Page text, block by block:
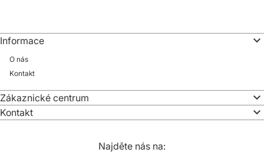
Informace
O nás
Kontakt
Zákaznické centrum
Kontakt
Najděte nás na: